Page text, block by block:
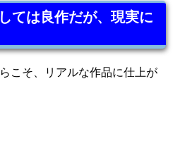
ては良作だが、現実に
こそ、リアルな作品に仕上が